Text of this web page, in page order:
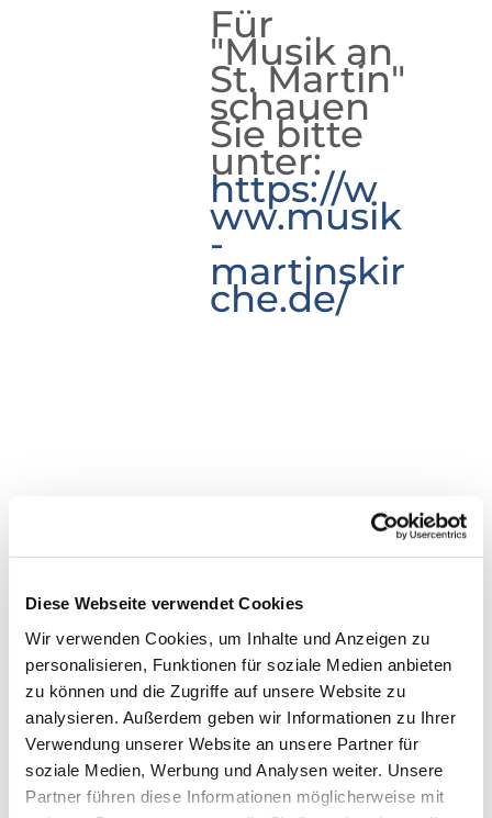
Diese Webseite verwendet Cookies
Wir verwenden Cookies, um Inhalte und Anzeigen zu
personalisieren, Funktionen für soziale Medien anbieten
zu können und die Zugriffe auf unsere Website zu
analysieren. Außerdem geben wir Informationen zu Ihrer
Verwendung unserer Website an unsere Partner für
soziale Medien, Werbung und Analysen weiter. Unsere
Partner führen diese Informationen möglicherweise mit
Für
"Musik an
St. Martin"
schauen
Sie bitte
unter:
https://w
ww.musik
-
martinskir
che.de/